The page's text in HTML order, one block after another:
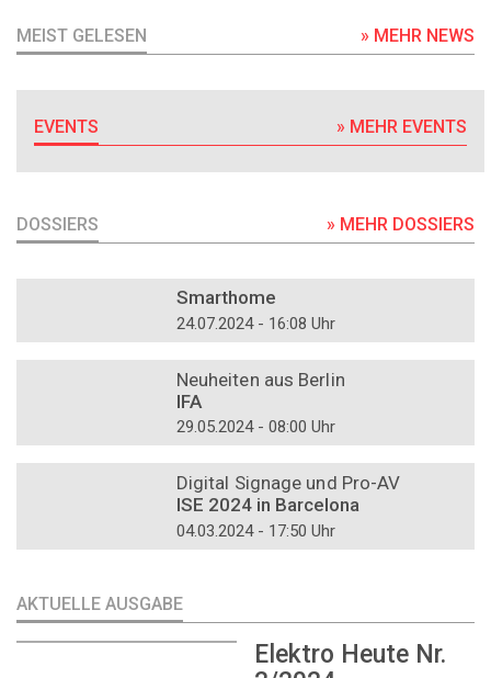
MEIST GELESEN » MEHR NEWS
EVENTS » MEHR EVENTS
DOSSIERS » MEHR DOSSIERS
Smarthome
24.07.2024 - 16:08 Uhr
Neuheiten aus Berlin
IFA
29.05.2024 - 08:00 Uhr
Digital Signage und Pro-AV
ISE 2024 in Barcelona
04.03.2024 - 17:50 Uhr
AKTUELLE AUSGABE
Elektro Heute Nr.